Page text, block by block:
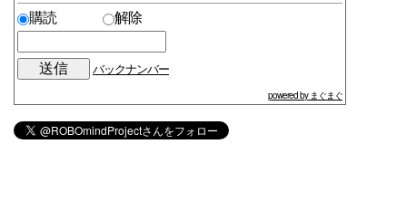
購読
解除
バックナンバー
powered by まぐまぐ